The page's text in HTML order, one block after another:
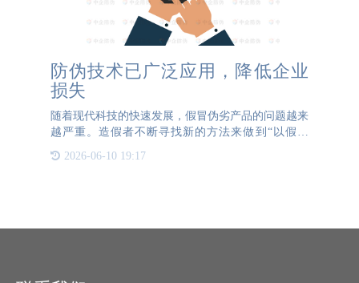
防伪技术已广泛应用，降低企业
损失
随着现代科技的快速发展，假冒伪劣产品的问题越来
越严重。造假者不断寻找新的方法来做到“以假乱
真”，因此防伪技术的重要性也越来越凸显。在众多
防伪技术中，二维码和条形码等码制技术是被广泛应
2026-06-10 19:17